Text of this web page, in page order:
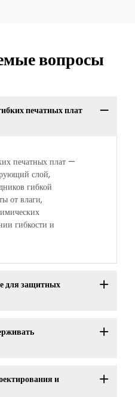
вопросы
печатных плат
печатных плат —
слой,
гибкой
от влаги,
гибкости и
для защитных
и